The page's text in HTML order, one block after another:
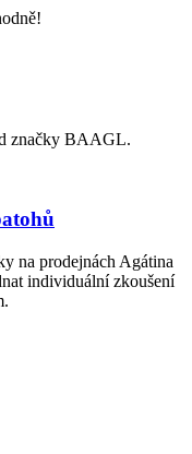
značky BAAGL.
na prodejnách Agátina
individuální zkoušení